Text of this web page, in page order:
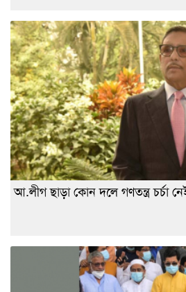
আ.লীগ ছাড়া কোন দলে গণতন্ত্র চর্চা